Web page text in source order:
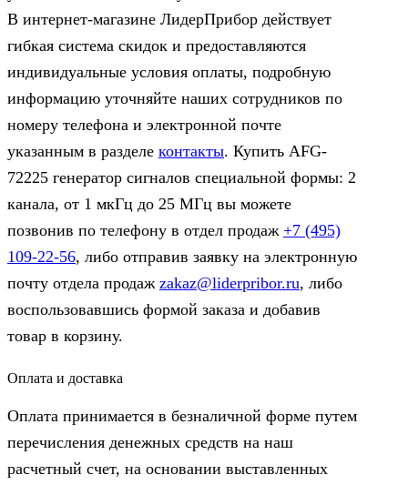
В интернет-магазине ЛидерПрибор действует
гибкая система скидок и предоставляются
индивидуальные условия оплаты, подробную
информацию уточняйте наших сотрудников по
номеру телефона и электронной почте
указанным в разделе контакты. Купить AFG-
72225 генератор сигналов специальной формы: 2
канала, от 1 мкГц до 25 МГц вы можете
позвонив по телефону в отдел продаж +7 (495)
109-22-56, либо отправив заявку на электронную
почту отдела продаж zakaz@liderpribor.ru, либо
воспользовавшись формой заказа и добавив
товар в корзину.
Оплата и доставка
Оплата принимается в безналичной форме путем
перечисления денежных средств на наш
расчетный счет, на основании выставленных